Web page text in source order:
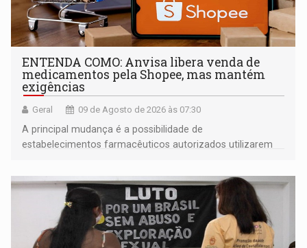
ENTENDA COMO: Anvisa libera venda de
medicamentos pela Shopee, mas mantém
exigências
Geral 09 de Agosto de 2026 às 07:30
A principal mudança é a possibilidade de
estabelecimentos farmacêuticos autorizados utilizarem